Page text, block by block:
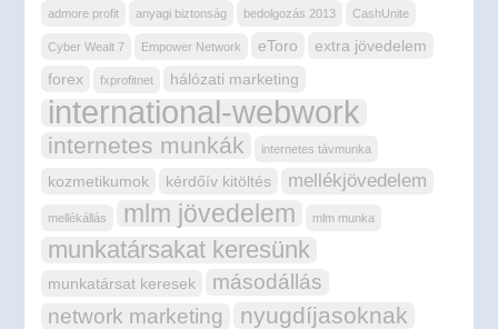
admore profit anyagi biztonság bedolgozás 2013 CashUnite
Cyber Wealt 7 Empower Network eToro
extra jövedelem
forex
fxprofitnet hálózati marketing
international-webwork
internetes munkák internetes távmunka
kozmetikumok kérdőív kitöltés mellékjövedelem
mellékállás mlm jövedelem mlm munka
munkatársakat keresünk
munkatársat keresek
másodállás
network marketing
nyugdíjasoknak